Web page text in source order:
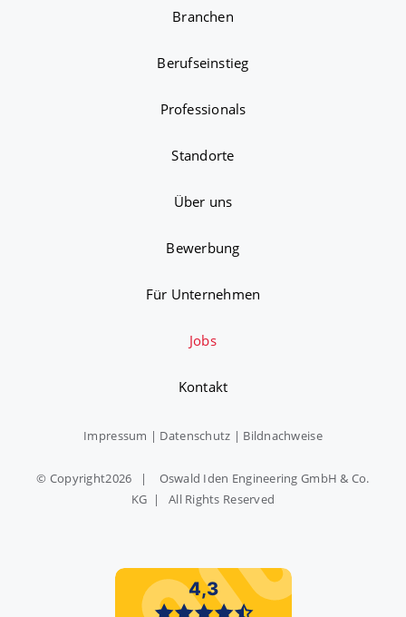
Branchen
Berufseinstieg
Professionals
Standorte
Über uns
Bewerbung
Für Unternehmen
Jobs
Kontakt
Impressum | Datenschutz | Bildnachweise
© Copyright2026 | Oswald Iden Engineering GmbH & Co.
KG | All Rights Reserved